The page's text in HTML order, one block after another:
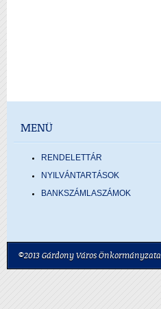
MENÜ
RENDELETTÁR
NYILVÁNTARTÁSOK
BANKSZÁMLASZÁMOK
©2013 Gárdony Város Önkormányzata